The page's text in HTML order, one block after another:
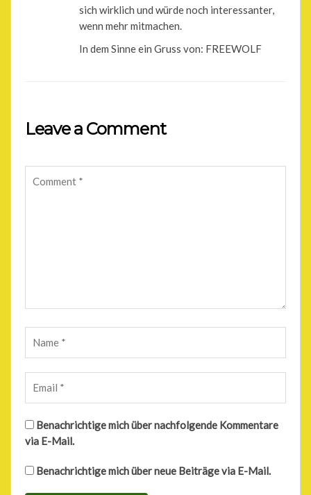
sich wirklich und würde noch interessanter,
wenn mehr mitmachen.
In dem Sinne ein Gruss von: FREEWOLF
Leave a Comment
Benachrichtige mich über nachfolgende Kommentare
via E-Mail.
Benachrichtige mich über neue Beiträge via E-Mail.